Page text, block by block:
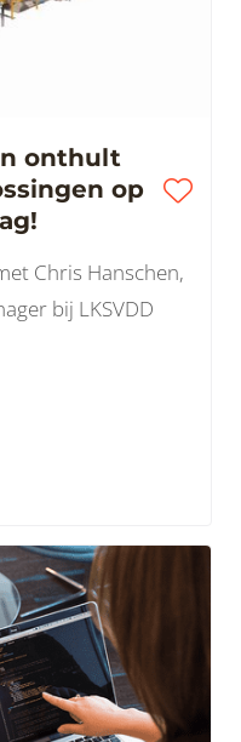
onthult
op
Chris Hanschen,
bij LKSVDD